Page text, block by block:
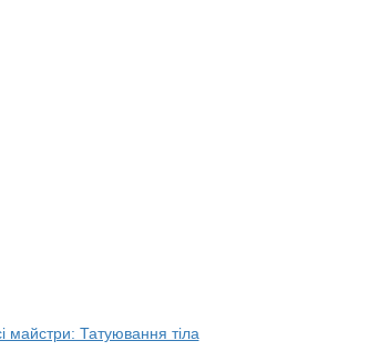
майстри: Татуювання тіла